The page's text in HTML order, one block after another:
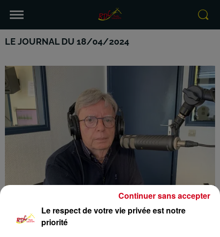
LE JOURNAL DU 18/04/2024
Le respect de votre vie privée est notre
priorité
Continuer sans accepter